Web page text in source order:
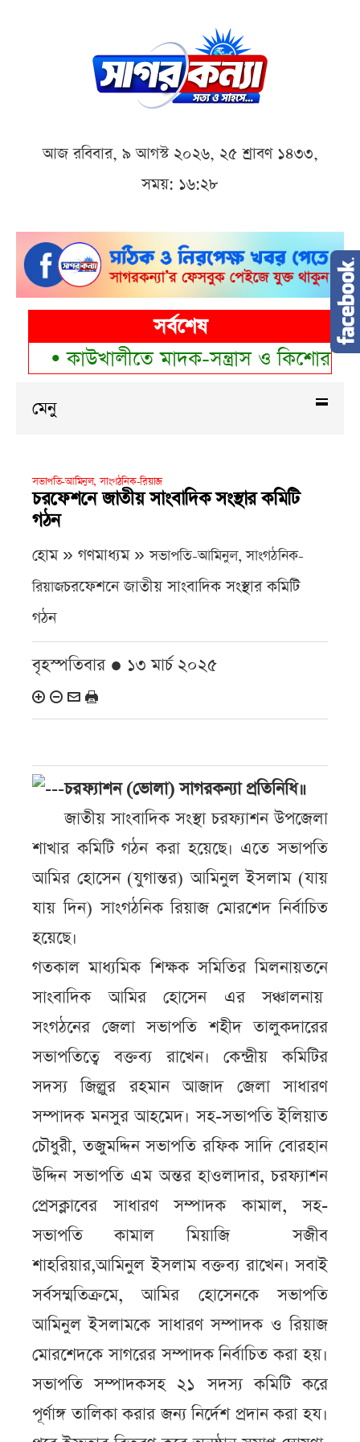
আজ রবিবার, ৯ আগস্ট ২০২৬, ২৫ শ্রাবণ ১৪৩৩,
সময়: ১৬:২৮
সর্বশেষ
কাউখালীতে মাদক-সন্ত্রাস ও কিশোর
মেনু
সভাপতি-আমিনুল, সাংগঠনিক-রিয়াজ
চরফেশনে জাতীয় সাংবাদিক সংস্থার কমিটি
গঠন
হোম » গণমাধ্যম »সভাপতি-আমিনুল, সাংগঠনিক-
রিয়াজচরফেশনে জাতীয় সাংবাদিক সংস্থার কমিটি
গঠন
বৃহস্পতিবার ● ১৩ মার্চ ২০২৫
চরফ্যাশন (ভোলা) সাগরকন্যা প্রতিনিধি॥
জাতীয় সাংবাদিক সংস্থা চরফ্যাশন উপজেলা
শাখার কমিটি গঠন করা হয়েছে। এতে সভাপতি
আমির হোসেন (যুগান্তর) আমিনুল ইসলাম (যায়
যায় দিন) সাংগঠনিক রিয়াজ মোরশেদ নির্বাচিত
হয়েছে।
গতকাল মাধ্যমিক শিক্ষক সমিতির মিলনায়তনে
সাংবাদিক আমির হোসেন এর সঞ্চালনায়
সংগঠনের জেলা সভাপতি শহীদ তালুকদারের
সভাপতিত্বে বক্তব্য রাখেন। কেন্দ্রীয় কমিটির
সদস্য জিল্লুর রহমান আজাদ জেলা সাধারণ
সম্পাদক মনসুর আহমেদ। সহ-সভাপতি ইলিয়াত
চৌধুরী, তজুমদ্দিন সভাপতি রফিক সাদি বোরহান
উদ্দিন সভাপতি এম অন্তর হাওলাদার, চরফ্যাশন
প্রেসক্লাবের সাধারণ সম্পাদক কামাল, সহ-
সভাপতি কামাল মিয়াজি সজীব
শাহরিয়ার,আমিনুল ইসলাম বক্তব্য রাখেন। সবাই
সর্বসম্মতিক্রমে, আমির হোসেনকে সভাপতি
আমিনুল ইসলামকে সাধারণ সম্পাদক ও রিয়াজ
মোরশেদকে সাগরের সম্পাদক নির্বাচিত করা হয়।
সভাপতি সম্পাদকসহ ২১ সদস্য কমিটি করে
পূর্ণাঙ্গ তালিকা করার জন্য নির্দেশ প্রদান করা হয।